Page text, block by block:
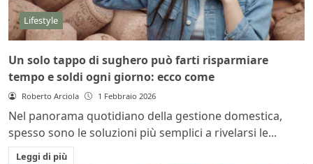
Lifestyle
Un solo tappo di sughero può farti risparmiare
tempo e soldi ogni giorno: ecco come
Roberto Arciola 1 Febbraio 2026
Nel panorama quotidiano della gestione domestica,
spesso sono le soluzioni più semplici a rivelarsi le...
Leggi di più